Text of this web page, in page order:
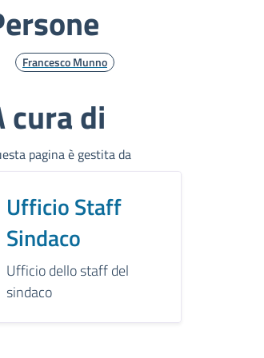
Francesco Munno
cura di
pagina è gestita da
Ufficio Staff
Sindaco
Ufficio dello staff del
sindaco